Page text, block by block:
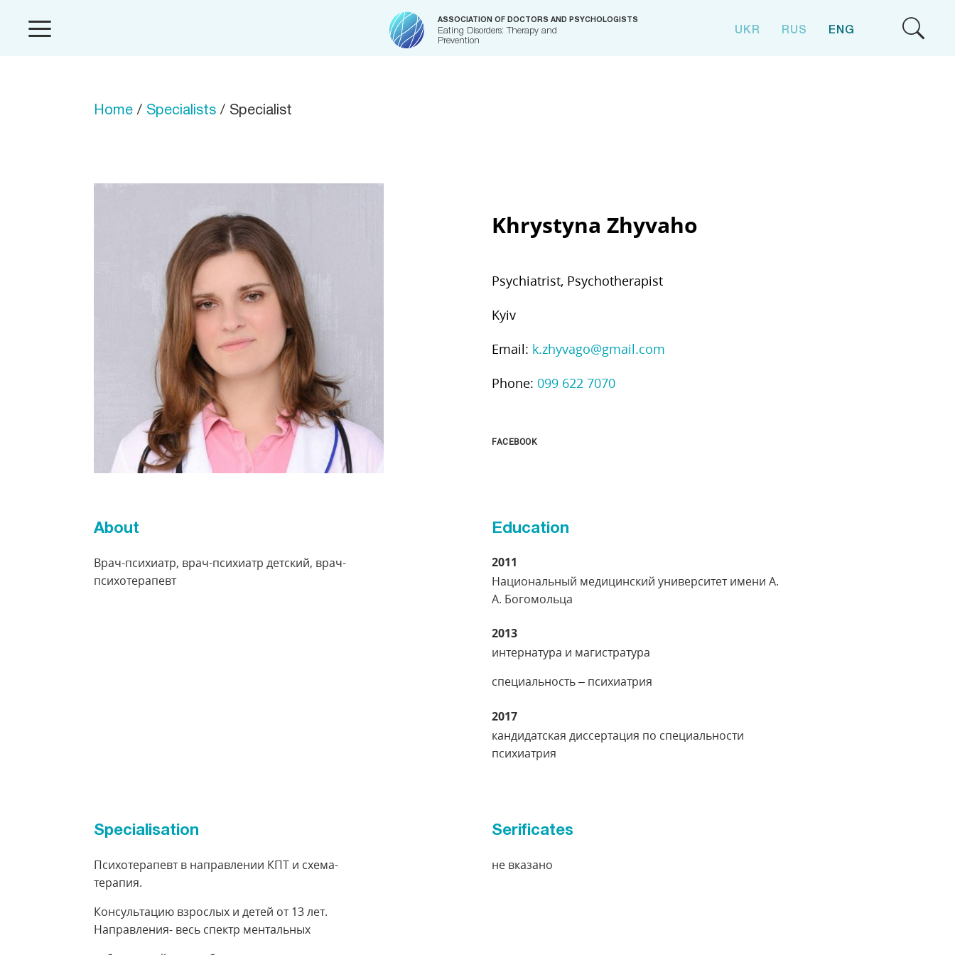
ASSOCIATION OF DOCTORS AND PSYCHOLOGISTS
Eating Disorders: Therapy and
Prevention
UKR RUS ENG
Home / Specialists / Specialist
Khrystyna Zhyvaho
Psychiatrist, Psychotherapist
Kyiv
Email: k.zhyvago@gmail.com
Phone: 099 622 7070
FACEBOOK
About
Врач-психиатр, врач-психиатр детский, врач-
психотерапевт
Education
2011
Национальный медицинский университет имени А.
А. Богомольца
2013
интернатура и магистратура
специальность – психиатрия
2017
кандидатская диссертация по специальности
психиатрия
Specialisation
Психотерапевт в направлении КПТ и схема-
терапия.
Консультацию взрослых и детей от 13 лет.
Направления- весь спектр ментальных
Serificates
не вказано